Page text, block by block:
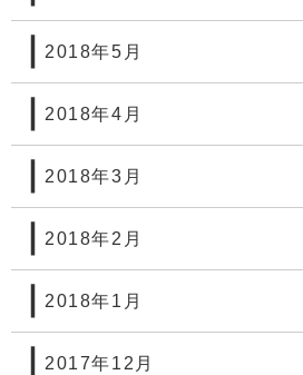
2018年5月
2018年4月
2018年3月
2018年2月
2018年1月
2017年12月